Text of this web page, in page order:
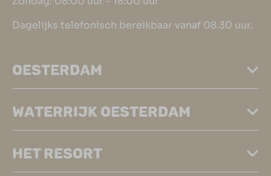
Dagelijks telefonisch bereikbaar vanaf 08.30 uur.
OESTERDAM
WATERRIJK OESTERDAM
HET RESORT